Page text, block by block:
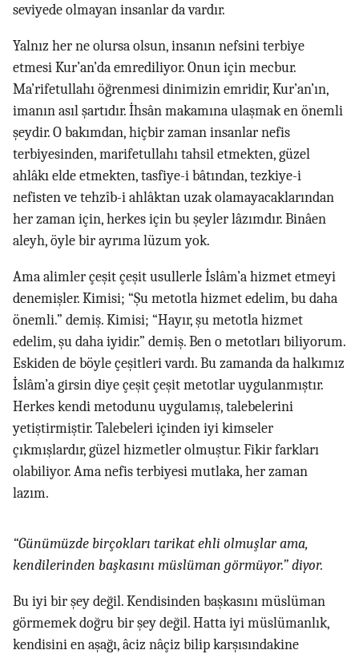
seviyede olmayan insanlar da vardır.
Yalnız her ne olursa olsun, insanın nefsini terbiye
etmesi Kur’an’da emrediliyor. Onun için mecbur.
Ma’rifetullahı öğrenmesi dinimizin emridir, Kur’an’ın,
imanın asıl şartıdır. İhsân makamına ulaşmak en önemli
şeydir. O bakımdan, hiçbir zaman insanlar nefis
terbiyesinden, marifetullahı tahsil etmekten, güzel
ahlâkı elde etmekten, tasfiye-i bâtından, tezkiye-i
nefisten ve tehzîb-i ahlâktan uzak olamayacaklarından
her zaman için, herkes için bu şeyler lâzımdır. Binâen
aleyh, öyle bir ayrıma lüzum yok.
Ama alimler çeşit çeşit usullerle İslâm’a hizmet etmeyi
denemişler. Kimisi; “Şu metotla hizmet edelim, bu daha
önemli.” demiş. Kimisi; “Hayır, şu metotla hizmet
edelim, şu daha iyidir.” demiş. Ben o metotları biliyorum.
Eskiden de böyle çeşitleri vardı. Bu zamanda da halkımız
İslâm’a girsin diye çeşit çeşit metotlar uygulanmıştır.
Herkes kendi metodunu uygulamış, talebelerini
yetiştirmiştir. Talebeleri içinden iyi kimseler
çıkmışlardır, güzel hizmetler olmuştur. Fikir farkları
olabiliyor. Ama nefis terbiyesi mutlaka, her zaman
lazım.
“Günümüzde birçokları tarikat ehli olmuşlar ama,
kendilerinden başkasını müslüman görmüyor.” diyor.
Bu iyi bir şey değil. Kendisinden başkasını müslüman
görmemek doğru bir şey değil. Hatta iyi müslümanlık,
kendisini en aşağı, âciz nâçiz bilip karşısındakine